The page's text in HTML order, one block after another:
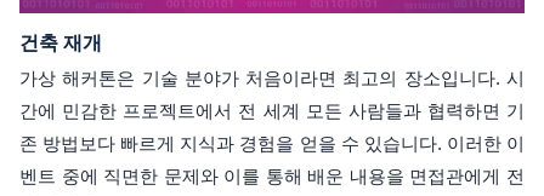
건축 재개
가상 해커톤은 기술 분야가 처음이라면 최고의 장소입니다. 시
간에 민감한 프로젝트에서 전 세계 모든 사람들과 협력하면 기
존 방법보다 빠르게 지식과 경험을 얻을 수 있습니다. 이러한 이
벤트 중에 직면한 문제와 이를 통해 배운 내용을 면접관에게 전